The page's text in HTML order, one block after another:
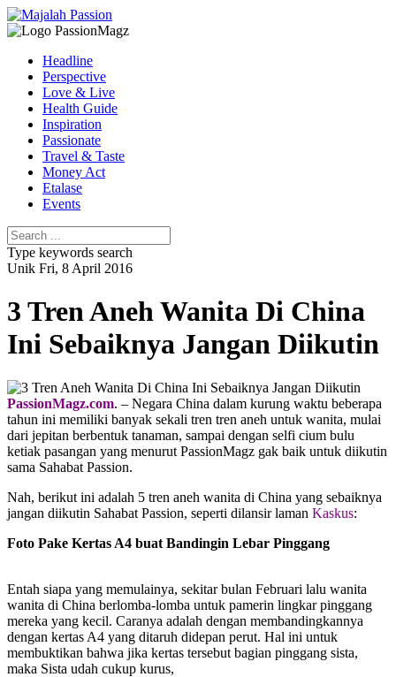
Headline
Perspective
Love & Live
Health Guide
Inspiration
Passionate
Travel & Taste
Money Act
Etalase
Events
Type keywords search
Unik Fri, 8 April 2016
3 Tren Aneh Wanita Di China
Ini Sebaiknya Jangan Diikutin
PassionMagz.com. – Negara China dalam kurung waktu beberapa
tahun ini memiliki banyak sekali tren tren aneh untuk wanita, mulai
dari jepitan berbentuk tanaman, sampai dengan selfi cium bulu
ketiak pasangan yang menurut PassionMagz gak baik untuk diikutin
sama Sahabat Passion.
Nah, berikut ini adalah 5 tren aneh wanita di China yang sebaiknya
jangan diikutin Sahabat Passion, seperti dilansir laman Kaskus:
Foto Pake Kertas A4 buat Bandingin Lebar Pinggang
Entah siapa yang memulainya, sekitar bulan Februari lalu wanita
wanita di China berlomba-lomba untuk pamerin lingkar pinggang
mereka yang kecil. Caranya adalah dengan membandingkannya
dengan kertas A4 yang ditaruh didepan perut. Hal ini untuk
membuktikan bahwa jika kertas tersebut bagian pinggang sista,
maka Sista udah cukup kurus,